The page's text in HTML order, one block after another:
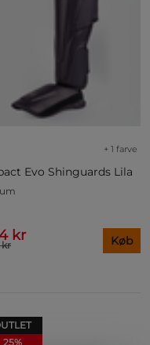
Evo Shinguards Lila
+ 1 farve
kr
kr Køb
25%